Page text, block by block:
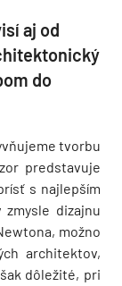
aj od
do
tvorbu
predstavuje
s najlepším
dizajnu
možno
architektov,
dôležité, pri